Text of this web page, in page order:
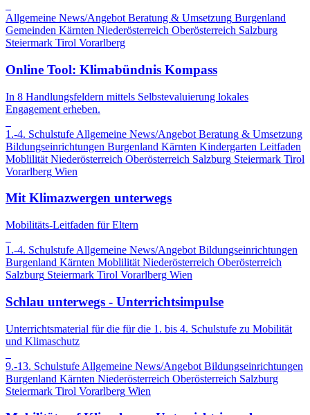
Allgemeine News/Angebot Beratung & Umsetzung Burgenland
Gemeinden Kärnten Niederösterreich Oberösterreich Salzburg
Steiermark Tirol Vorarlberg
Online Tool: Klimabündnis Kompass
In 8 Handlungsfeldern mittels Selbstevaluierung lokales
Engagement erheben.
1.-4. Schulstufe Allgemeine News/Angebot Beratung & Umsetzung
Bildungseinrichtungen Burgenland Kärnten Kindergarten Leitfaden
Moblilität Niederösterreich Oberösterreich Salzburg Steiermark Tirol
Vorarlberg Wien
Mit Klimazwergen unterwegs
Mobilitäts-Leitfaden für Eltern
1.-4. Schulstufe Allgemeine News/Angebot Bildungseinrichtungen
Burgenland Kärnten Moblilität Niederösterreich Oberösterreich
Salzburg Steiermark Tirol Vorarlberg Wien
Schlau unterwegs - Unterrichtsimpulse
Unterrichtsmaterial für die für die 1. bis 4. Schulstufe zu Mobilität
und Klimaschutz
9.-13. Schulstufe Allgemeine News/Angebot Bildungseinrichtungen
Burgenland Kärnten Niederösterreich Oberösterreich Salzburg
Steiermark Tirol Vorarlberg Wien